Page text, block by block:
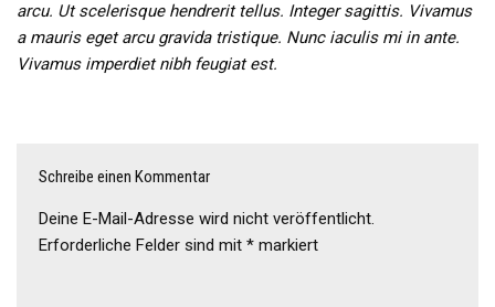
arcu. Ut scelerisque hendrerit tellus. Integer sagittis. Vivamus
a mauris eget arcu gravida tristique. Nunc iaculis mi in ante.
Vivamus imperdiet nibh feugiat est.
Schreibe einen Kommentar
Deine E-Mail-Adresse wird nicht veröffentlicht.
Erforderliche Felder sind mit * markiert